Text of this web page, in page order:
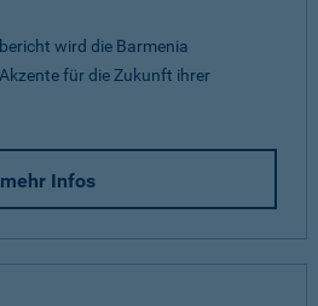
wird die Barmenia
für die Zukunft ihrer
mehr Infos